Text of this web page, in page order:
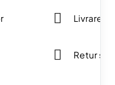
Livrare
Retur